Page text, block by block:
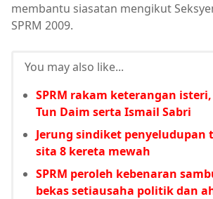
membantu siasatan mengikut
SPRM 2009.
You may also like...
SPRM rakam keterangan
Tun Daim serta Ismail Sabri
Jerung sindiket penyeludupan
sita 8 kereta mewah
SPRM peroleh kebenaran
bekas setiausaha politik dan